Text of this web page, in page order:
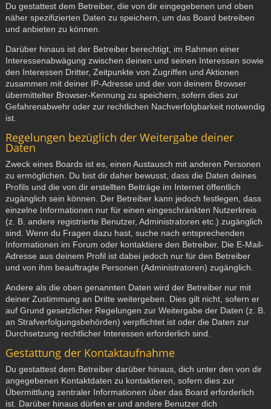
Du gestattest dem Betreiber, die von dir eingegebenen und oben
näher spezifizierten Daten zu speichern, um das Board betreiben
und anbieten zu können.
Darüber hinaus ist der Betreiber berechtigt, im Rahmen einer
Interessenabwägung zwischen deinen und seinen Interessen sowie
den Interessen Dritter, Zeitpunkte von Zugriffen und Aktionen
zusammen mit deiner IP-Adresse und der von deinem Browser
übermittelter Browser-Kennung zu speichern, sofern dies zur
Gefahrenabwehr oder zur rechtlichen Nachverfolgbarkeit notwendig
ist.
Regelungen bezüglich der Weitergabe deiner
Daten
Zweck eines Boards ist es, einen Austausch mit anderen Personen
zu ermöglichen. Du bist dir daher bewusst, dass die Daten deines
Profils und die von dir erstellten Beiträge im Internet öffentlich
zugänglich sein können. Der Betreiber kann jedoch festlegen, dass
einzelne Informationen nur für einen eingeschränkten Nutzerkreis
(z. B. andere registrierte Benutzer, Administratoren etc.) zugänglich
sind. Wenn du Fragen dazu hast, suche nach entsprechenden
Informationen im Forum oder kontaktiere den Betreiber. Die E-Mail-
Adresse aus deinem Profil ist dabei jedoch nur für den Betreiber
und von ihm beauftragte Personen (Administratoren) zugänglich.
Andere als die oben genannten Daten wird der Betreiber nur mit
deiner Zustimmung an Dritte weitergeben. Dies gilt nicht, sofern er
auf Grund gesetzlicher Regelungen zur Weitergabe der Daten (z. B.
an Strafverfolgungsbehörden) verpflichtet ist oder die Daten zur
Durchsetzung rechtlicher Interessen erforderlich sind.
Gestattung der Kontaktaufnahme
Du gestattest dem Betreiber darüber hinaus, dich unter den von dir
angegebenen Kontaktdaten zu kontaktieren, sofern dies zur
Übermittlung zentraler Informationen über das Board erforderlich
ist. Darüber hinaus dürfen er und andere Benutzer dich